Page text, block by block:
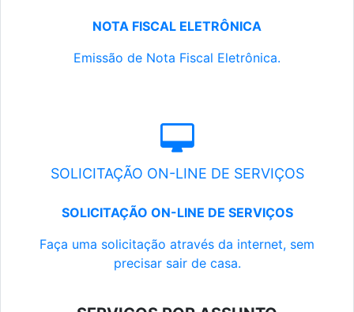
NOTA FISCAL ELETRÔNICA
Emissão de Nota Fiscal Eletrônica.
SOLICITAÇÃO ON-LINE DE SERVIÇOS
SOLICITAÇÃO ON-LINE DE SERVIÇOS
Faça uma solicitação através da internet, sem
precisar sair de casa.